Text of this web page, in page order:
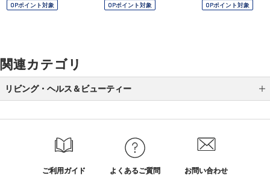
OPポイント対象 OPポイント対象 OPポイント対象
関連カテゴリ
リビング・ヘルス＆ビューティー
カテゴリから選ぶ
ご利用ガイド よくあるご質問 お問い合わせ